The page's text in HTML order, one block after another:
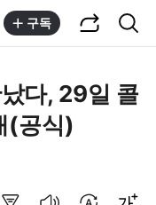
구독
다, 29일 콜
(공식)